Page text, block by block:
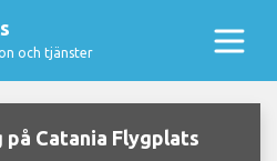
och tjänster
Catania Flygplats